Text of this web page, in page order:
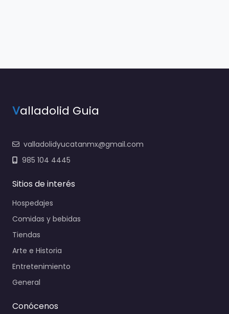
Valladolid Guia
valladolidyucatanmx@gmail.com
985 104 4445
Sitios de interés
Hospedajes
Comidas y bebidas
Tiendas
Arte e Historia
Entretenimiento
General
Conócenos